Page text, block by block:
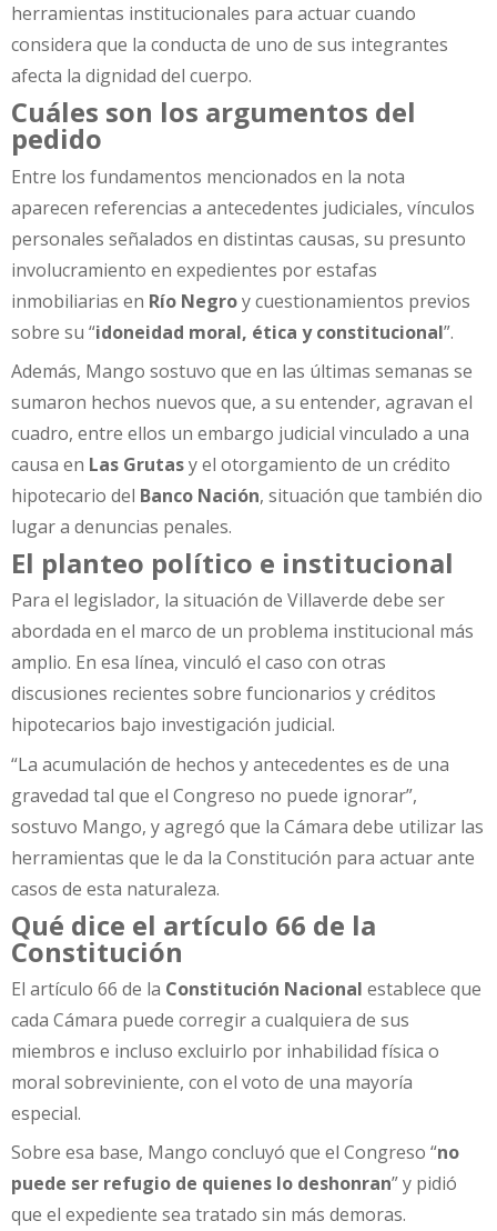
herramientas institucionales para actuar cuando
considera que la conducta de uno de sus integrantes
afecta la dignidad del cuerpo.
Cuáles son los argumentos del
pedido
Entre los fundamentos mencionados en la nota
aparecen referencias a antecedentes judiciales, vínculos
personales señalados en distintas causas, su presunto
involucramiento en expedientes por estafas
inmobiliarias en Río Negroy cuestionamientos previos
sobre su “idoneidad moral, ética y constitucional”.
Además, Mango sostuvo que en las últimas semanas se
sumaron hechos nuevos que, a su entender, agravan el
cuadro, entre ellos un embargo judicial vinculado a una
causa en Las Grutasy el otorgamiento de un crédito
hipotecario del Banco Nación, situación que también dio
lugar a denuncias penales.
El planteo político e institucional
Para el legislador, la situación de Villaverde debe ser
abordada en el marco de un problema institucional más
amplio. En esa línea, vinculó el caso con otras
discusiones recientes sobre funcionarios y créditos
hipotecarios bajo investigación judicial.
“La acumulación de hechos y antecedentes es de una
gravedad tal que el Congreso no puede ignorar”,
sostuvo Mango, y agregó que la Cámara debe utilizar las
herramientas que le da la Constitución para actuar ante
casos de esta naturaleza.
Qué dice el artículo 66 de la
Constitución
El artículo 66 de la Constitución Nacional establece que
cada Cámara puede corregir a cualquiera de sus
miembros e incluso excluirlo por inhabilidad física o
moral sobreviniente, con el voto de una mayoría
especial.
Sobre esa base, Mango concluyó que el Congreso “no
puede ser refugio de quienes lo deshonran” y pidió
que el expediente sea tratado sin más demoras.